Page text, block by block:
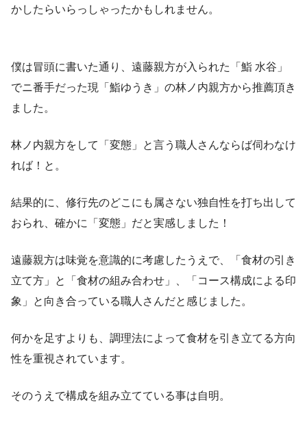
かしたらいらっしゃったかもしれません。
僕は冒頭に書いた通り、遠藤親方が入られた「鮨 水谷」
でニ番手だった現「鮨ゆうき」の林ノ内親方から推薦頂き
ました。
林ノ内親方をして「変態」と言う職人さんならば伺わなけ
れば！と。
結果的に、修行先のどこにも属さない独自性を打ち出して
おられ、確かに「変態」だと実感しました！
遠藤親方は味覚を意識的に考慮したうえで、「食材の引き
立て方」と「食材の組み合わせ」、「コース構成による印
象」と向き合っている職人さんだと感じました。
何かを足すよりも、調理法によって食材を引き立てる方向
性を重視されています。
そのうえで構成を組み立てている事は自明。